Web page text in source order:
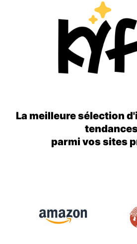
La meilleure sélection
parmi vos sites